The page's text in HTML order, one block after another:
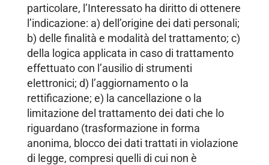
particolare, l’Interessato ha diritto di ottenere
l’indicazione: a) dell’origine dei dati personali;
b) delle finalità e modalità del trattamento; c)
della logica applicata in caso di trattamento
effettuato con l’ausilio di strumenti
elettronici; d) l’aggiornamento o la
rettificazione; e) la cancellazione o la
limitazione del trattamento dei dati che lo
riguardano (trasformazione in forma
anonima, blocco dei dati trattati in violazione
di legge, compresi quelli di cui non è